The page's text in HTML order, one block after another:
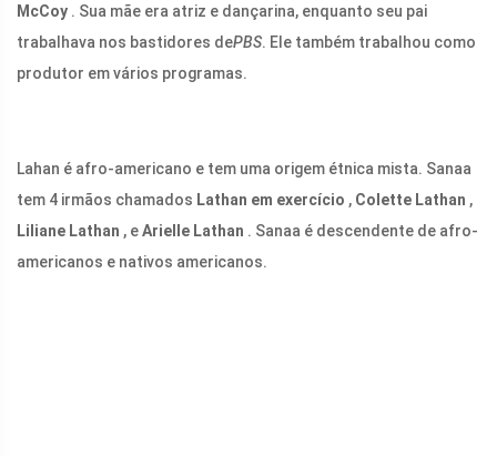
McCoy . Sua mãe era atriz e dançarina, enquanto seu pai
trabalhava nos bastidores dePBS. Ele também trabalhou como
produtor em vários programas.
Lahan é afro-americano e tem uma origem étnica mista. Sanaa
tem 4 irmãos chamados Lathan em exercício , Colette Lathan ,
Liliane Lathan , eArielle Lathan . Sanaa é descendente de afro-
americanos e nativos americanos.